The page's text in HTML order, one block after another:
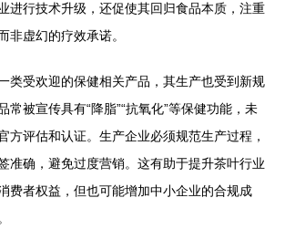
进行技术升级，还促使其回归食品本质，注重
非虚幻的疗效承诺。
类受欢迎的保健相关产品，其生产也受到新规
常被宣传具有“降脂”“抗氧化”等保健功能，未
方评估和认证。生产企业必须规范生产过程，
准确，避免过度营销。这有助于提升茶叶行业
费者权益，但也可能增加中小企业的合规成